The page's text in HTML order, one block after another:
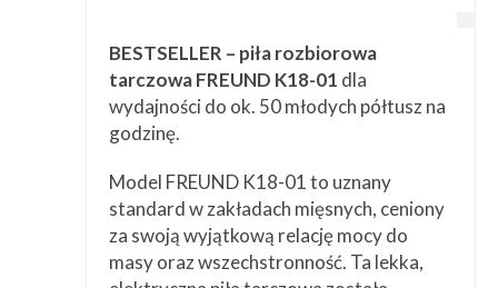
BESTSELLER – piła rozbiorowa
tarczowa FREUND K18-01 dla
wydajności do ok. 50 młodych półtusz na
godzinę.
Model FREUND K18-01 to uznany
standard w zakładach mięsnych, ceniony
za swoją wyjątkową relację mocy do
masy oraz wszechstronność. Ta lekka,